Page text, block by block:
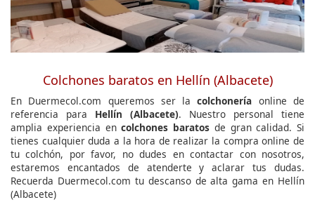
Colchones baratos en Hellín (Albacete)
En Duermecol.com queremos ser lacolchonería online de
referencia para Hellín (Albacete). Nuestro personal tiene
amplia experiencia encolchones baratos de gran calidad. Si
tienes cualquier duda a la hora de realizar la compra online de
tu colchón, por favor, no dudes en contactar con nosotros,
estaremos encantados de atenderte y aclarar tus dudas.
Recuerda Duermecol.com tu descanso de alta gama en Hellín
(Albacete)